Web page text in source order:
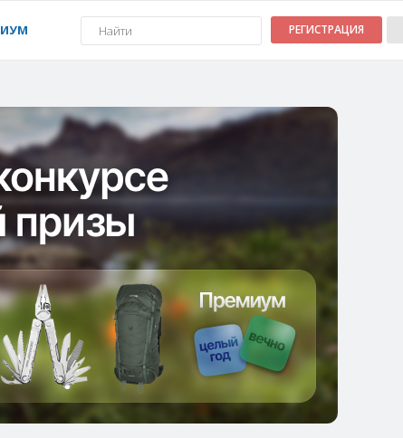
РЕГИСТРАЦИЯ